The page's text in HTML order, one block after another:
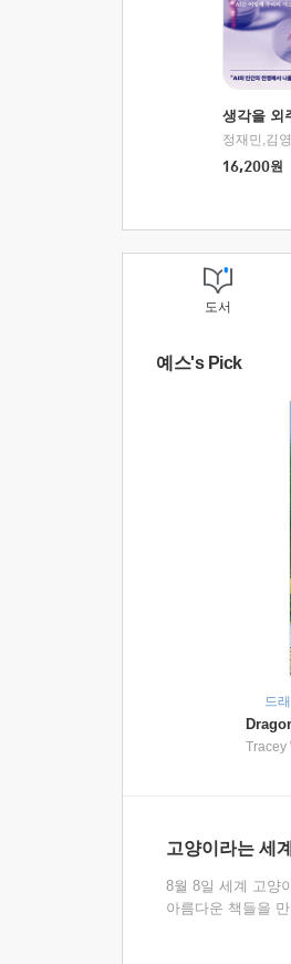
생각을 외
정재민,김
16,200원
도서
예스's Pick
드
Tracey
고양이라는 세계
8월 8일 세계 고양
아름다운 책들을